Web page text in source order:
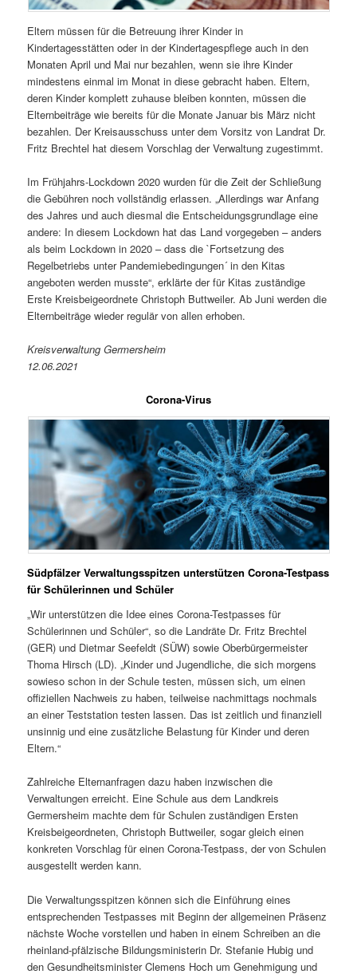
Eltern müssen für die Betreuung ihrer Kinder in
Kindertagesstätten oder in der Kindertagespflege auch in den
Monaten April und Mai nur bezahlen, wenn sie ihre Kinder
mindestens einmal im Monat in diese gebracht haben. Eltern,
deren Kinder komplett zuhause bleiben konnten, müssen die
Elternbeiträge wie bereits für die Monate Januar bis März nicht
bezahlen. Der Kreisausschuss unter dem Vorsitz von Landrat Dr.
Fritz Brechtel hat diesem Vorschlag der Verwaltung zugestimmt.
Im Frühjahrs-Lockdown 2020 wurden für die Zeit der Schließung
die Gebühren noch vollständig erlassen. „Allerdings war Anfang
des Jahres und auch diesmal die Entscheidungsgrundlage eine
andere: In diesem Lockdown hat das Land vorgegeben – anders
als beim Lockdown in 2020 – dass die `Fortsetzung des
Regelbetriebs unter Pandemiebedingungen´ in den Kitas
angeboten werden musste“, erklärte der für Kitas zuständige
Erste Kreisbeigeordnete Christoph Buttweiler. Ab Juni werden die
Elternbeiträge wieder regulär von allen erhoben.
Kreisverwaltung Germersheim
12.06.2021
Corona-Virus
Südpfälzer Verwaltungsspitzen unterstützen Corona-Testpass
für Schülerinnen und Schüler
„Wir unterstützen die Idee eines Corona-Testpasses für
Schülerinnen und Schüler“, so die Landräte Dr. Fritz Brechtel
(GER) und Dietmar Seefeldt (SÜW) sowie Oberbürgermeister
Thoma Hirsch (LD). „Kinder und Jugendliche, die sich morgens
sowieso schon in der Schule testen, müssen sich, um einen
offiziellen Nachweis zu haben, teilweise nachmittags nochmals
an einer Teststation testen lassen. Das ist zeitlich und finanziell
unsinnig und eine zusätzliche Belastung für Kinder und deren
Eltern.“
Zahlreiche Elternanfragen dazu haben inzwischen die
Verwaltungen erreicht. Eine Schule aus dem Landkreis
Germersheim machte dem für Schulen zuständigen Ersten
Kreisbeigeordneten, Christoph Buttweiler, sogar gleich einen
konkreten Vorschlag für einen Corona-Testpass, der von Schulen
ausgestellt werden kann.
Die Verwaltungsspitzen können sich die Einführung eines
entsprechenden Testpasses mit Beginn der allgemeinen Präsenz
nächste Woche vorstellen und haben in einem Schreiben an die
rheinland-pfälzische Bildungsministerin Dr. Stefanie Hubig und
den Gesundheitsminister Clemens Hoch um Genehmigung und